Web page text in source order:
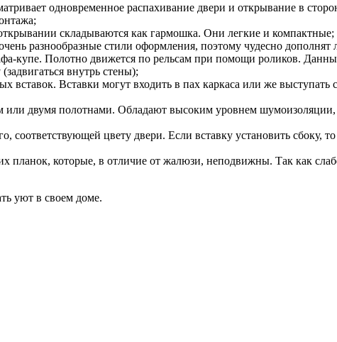
одновременное распахивание двери и открывание в
складываются как гармошка. Они легкие и компактные;
разнообразные стили оформления, поэтому чудесно дополнят
купе. Полотно движется по рельсам при помощи роликов.
внутрь стены);
вставок. Вставки могут входить в пах каркаса или же
или двумя полотнами. Обладают высоким уровнем
соответствующей цвету двери. Если вставку установить сбоку,
планок, которые, в отличие от жалюзи, неподвижны. Так как
уют в своем доме.